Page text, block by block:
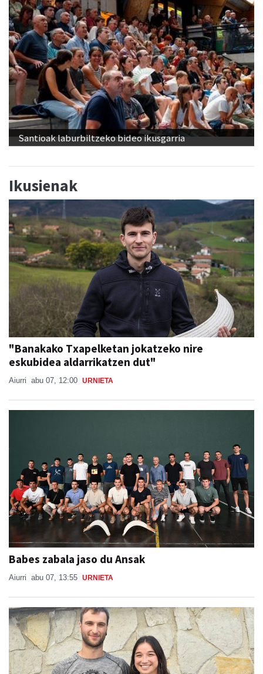
Santioak laburbiltzeko bideo ikusgarria
Ikusienak
"Banakako Txapelketan jokatzeko nire
eskubidea aldarrikatzen dut"
Aiurri abu 07, 12:00 URNIETA
Babes zabala jaso du Ansak
Aiurri abu 07, 13:55 URNIETA